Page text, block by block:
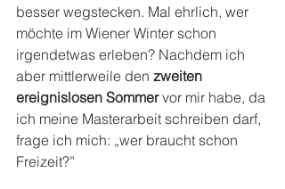
besser wegstecken. Mal ehrlich, wer
möchte im Wiener Winter schon
irgendetwas erleben? Nachdem ich
aber mittlerweile den zweiten
ereignislosen Sommer vor mir habe, da
ich meine Masterarbeit schreiben darf,
frage ich mich: „wer braucht schon
Freizeit?”